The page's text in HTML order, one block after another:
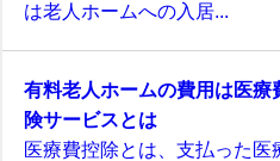
は老人ホームへの入居...
有料老人ホームの費用は医療
険サービスとは
医療費控除とは、支払った医